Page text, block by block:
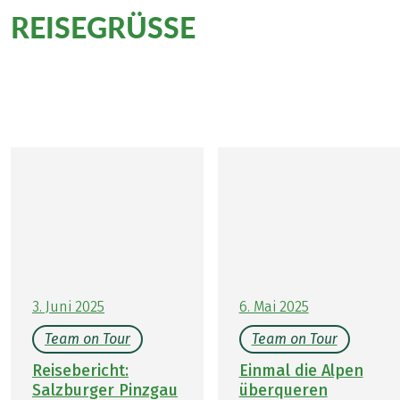
REISEGRÜSSE
3. Juni 2025
Team on Tour
Reisebericht:
Salzburger Pinzgau
6. Mai 2025
Team on Tour
Einmal die Alpen
überqueren